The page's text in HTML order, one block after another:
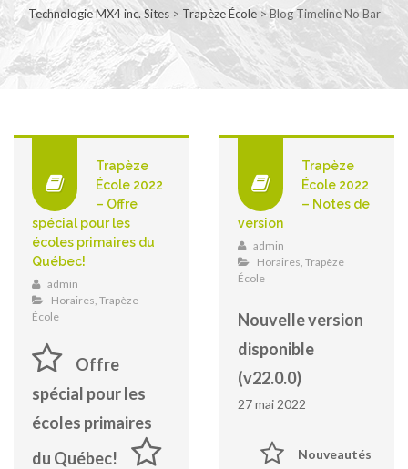
Technologie MX4 inc. Sites> Trapèze École> Blog Timeline No Bar
Trapèze
École 2022
– Offre
spécial pour les
écoles primaires du
Québec!
admin
Horaires, Trapèze
École
Offre
spécial pour les
écoles primaires
du Québec!
Trapèze
École 2022
– Notes de
version
admin
Horaires, Trapèze
École
Nouvelle version
disponible
(v22.0.0)
27 mai 2022
Nouveautés